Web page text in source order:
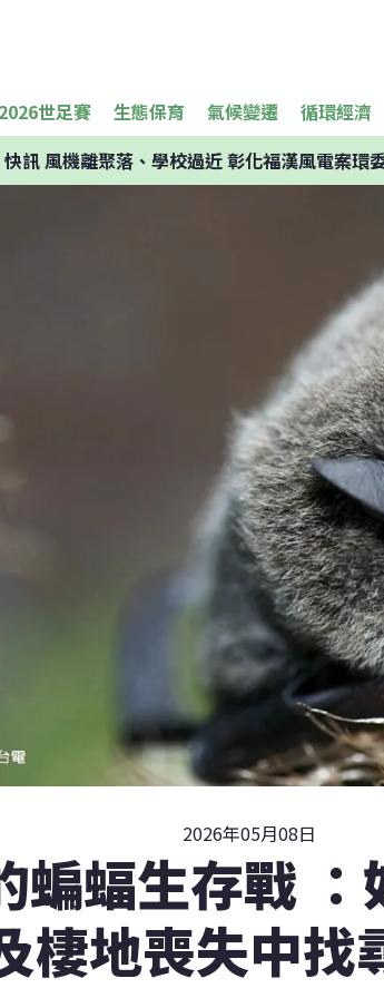
世足賽 生態保育 氣候變遷 循環經濟
快訊風機離聚落、學校過近 彰化福漢風電案環
2026年05月08日
蝙蝠生存戰
棲地喪失中找